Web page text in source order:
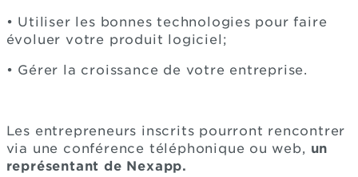
• Utiliser les bonnes technologies pour faire
évoluer votre produit logiciel;
• Gérer la croissance de votre entreprise.
Les entrepreneurs inscrits pourront rencontrer
via une conférence téléphonique ou web, un
représentant de Nexapp.